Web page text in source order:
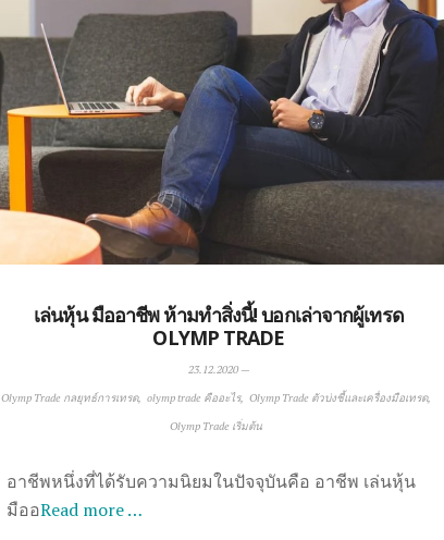
เล่นหุ้น มืออาชีพ ห้ามทำสิ่งนี้! บอกเล่าจากผู้เทรด
OLYMP TRADE
23.12.2020—
Olymp Trade กลยุทธ์การเทรด
olymp trade คืออะไร
Olymp Trade ตัวบ่งชี้และเครื่องมือเทรด
Olymp Trade เริ่มต้น
อาชีพหนึ่งที่ได้รับความนิยมในปัจจุบันคือ อาชีพ เล่นหุ้น
มืออRead more …